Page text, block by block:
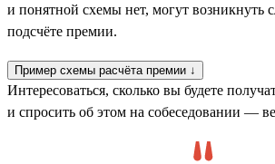
и понятной схемы нет, могут возникнуть
подсчёте премии.
Пример схемы расчёта премии ↓
Интересоваться, сколько вы будете
и спросить об этом на собеседовании —